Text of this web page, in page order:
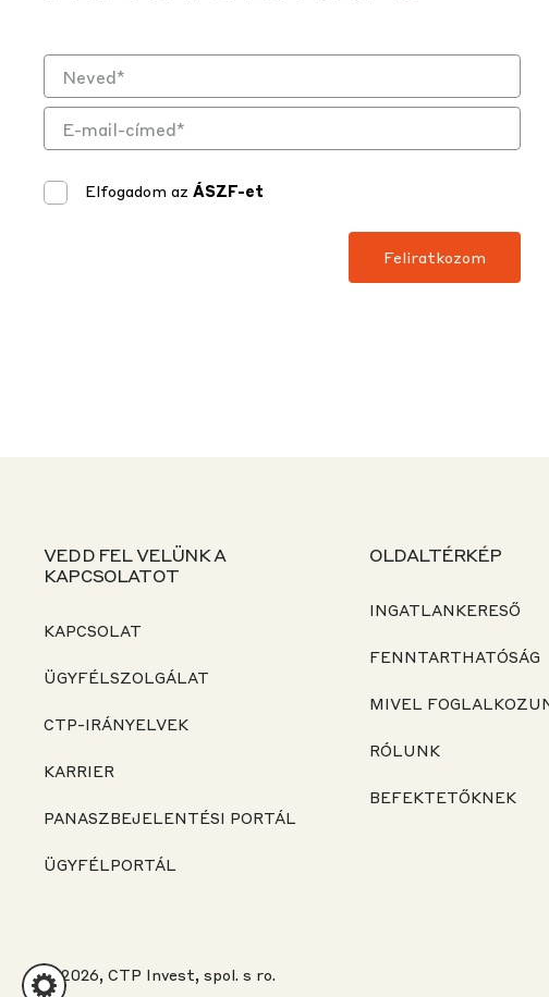
Elfogadom az ÁSZF-et
VEDD FEL VELÜNK A
KAPCSOLATOT
KAPCSOLAT
ÜGYFÉLSZOLGÁLAT
CTP-IRÁNYELVEK
KARRIER
PANASZBEJELENTÉSI PORTÁL
ÜGYFÉLPORTÁL
OLDALTÉRKÉP
INGATLANKERESŐ
FENNTARTHATÓSÁG
MIVEL
RÓLUNK
BEFEKTETŐKNEK
© 2026, CTP Invest, spol. s ro.